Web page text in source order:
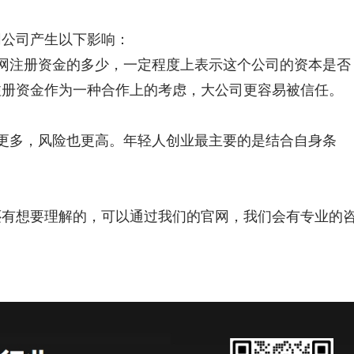
司产生以下影响：
册资金的多少，一定程度上表示这个公司的资本是否
金作为一种合作上的考虑，大公司更容易被信任。
，风险也更高。年轻人创业最主要的是结合自身条
想要理解的，可以通过我们的官网，我们会有专业的